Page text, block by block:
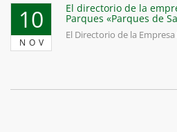
10
NOV
El directorio de la
Parques «Parques de
El Directorio de la